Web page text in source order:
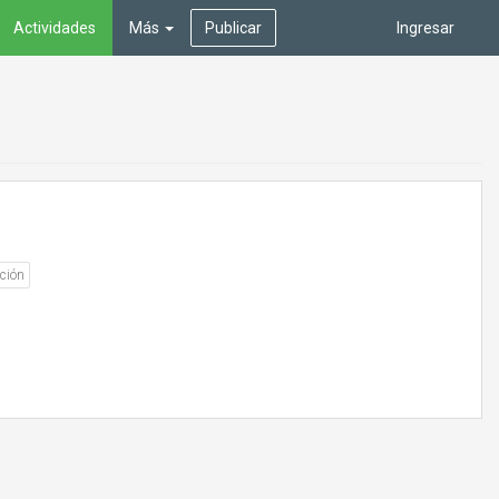
Ingresar
Actividades Más Publicar